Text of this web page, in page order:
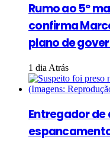
Rumo ao 5º
confirma
plano de
1 dia Atrás
Entregador de